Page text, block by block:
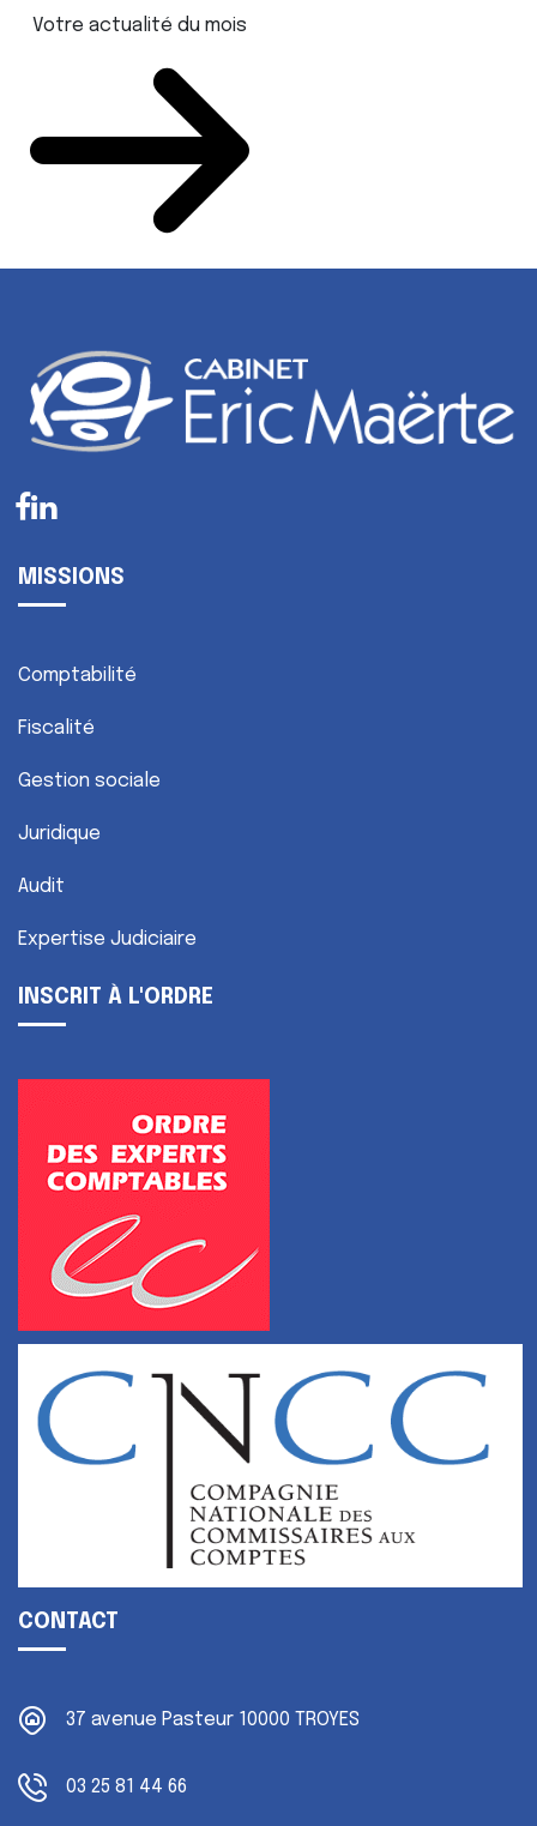
Votre actualité du mois
MISSIONS
Comptabilité
Fiscalité
Gestion sociale
Juridique
Audit
Expertise Judiciaire
INSCRIT À L'ORDRE
CONTACT
37 avenue Pasteur 10000 TROYES
03 25 81 44 66